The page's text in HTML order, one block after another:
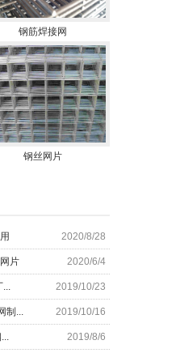
钢筋焊接网
钢丝网片
2020/8/28
2020/6/4
片
2019/10/23
...
2019/10/16
制...
2019/8/6